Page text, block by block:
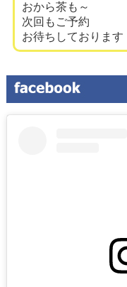
おから茶も～
次回もご予約
お待ちしております